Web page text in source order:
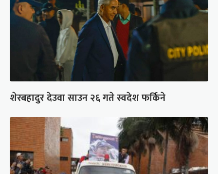
शेरबहादुर देउवा साउन २६ गते स्वदेश फर्किने